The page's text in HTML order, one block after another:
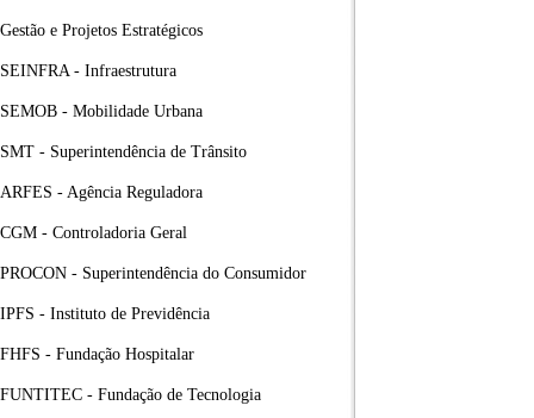
Gestão e Projetos Estratégicos
SEINFRA - Infraestrutura
SEMOB - Mobilidade Urbana
SMT - Superintendência de Trânsito
ARFES - Agência Reguladora
CGM - Controladoria Geral
PROCON - Superintendência do Consumidor
IPFS - Instituto de Previdência
FHFS - Fundação Hospitalar
FUNTITEC - Fundação de Tecnologia